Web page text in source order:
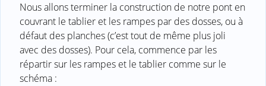
Nous allons terminer la construction de notre pont en
couvrant le tablier et les rampes par des dosses, ou à
défaut des planches (c’est tout de même plus joli
avec des dosses). Pour cela, commence par les
répartir sur les rampes et le tablier comme sur le
schéma :